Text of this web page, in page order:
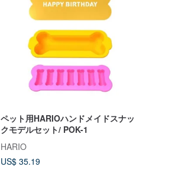
ペット用HARIOハンドメイドスナッ
クモデルセット/ POK-1
HARIO
US$ 35.19